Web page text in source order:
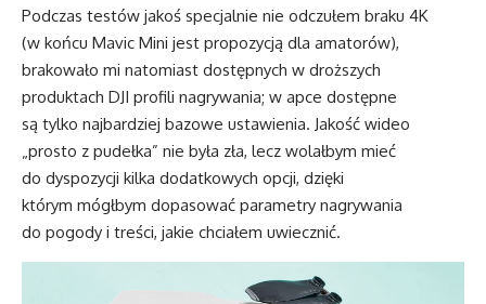
Podczas testów jakoś specjalnie nie odczułem braku 4K
(w końcu Mavic Mini jest propozycją dla amatorów),
brakowało mi natomiast dostępnych w droższych
produktach DJI profili nagrywania; w apce dostępne
są tylko najbardziej bazowe ustawienia. Jakość wideo
„prosto z pudełka” nie była zła, lecz wolałbym mieć
do dyspozycji kilka dodatkowych opcji, dzięki
którym mógłbym dopasować parametry nagrywania
do pogody i treści, jakie chciałem uwiecznić.